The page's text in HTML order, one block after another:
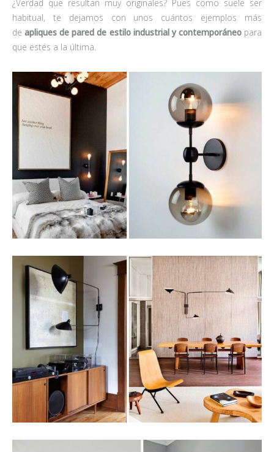
¿Verdad que resultan muy originales? Pues como suele ser
habitual, te dejamos con unos cuántos ejemplos más
deapliques de pared de estilo industrial ycontemporáneo para
que estés a la última.